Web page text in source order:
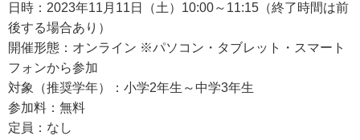
日時：2023年11月11日（土）10:00～11:15（終了時間は前
後する場合あり）
開催形態：オンライン ※パソコン・タブレット・スマート
フォンから参加
対象（推奨学年）：小学2年生～中学3年生
参加料：無料
定員：なし